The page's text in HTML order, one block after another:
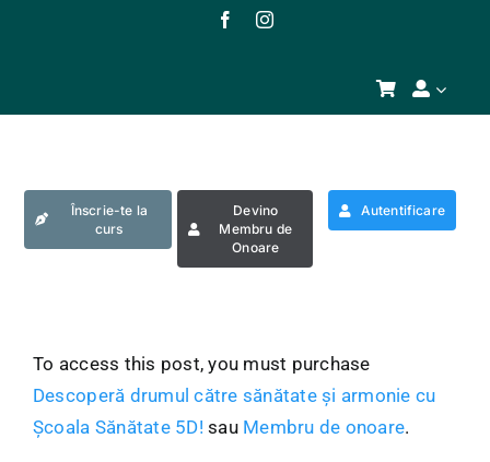
Înscrie-te la
curs
Devino
Membru de
Onoare
Autentificare
To access this post, you must purchase
Descoperă drumul către sănătate și armonie cu
Școala Sănătate 5D! sau Membru de onoare.